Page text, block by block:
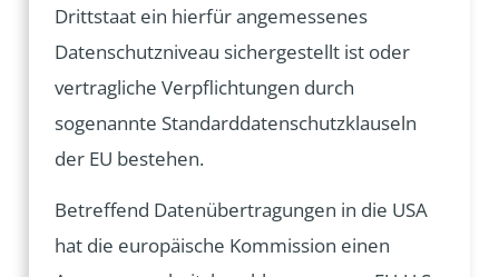
Drittstaat ein hierfür angemessenes
Datenschutzniveau sichergestellt ist oder
vertragliche Verpflichtungen durch
sogenannte Standarddatenschutzklauseln
der EU bestehen.
Betreffend Datenübertragungen in die USA
hat die europäische Kommission einen